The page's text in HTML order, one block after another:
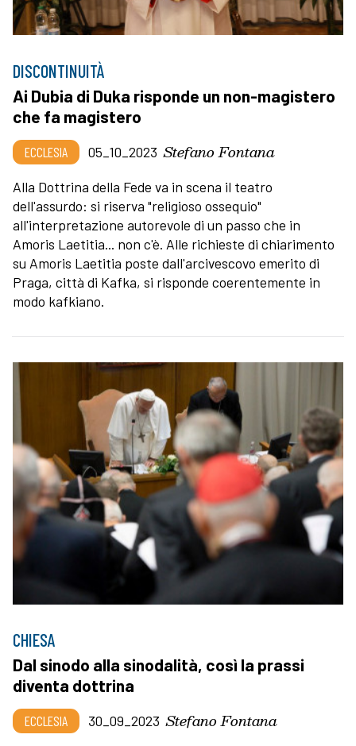
DISCONTINUITÀ
Ai Dubia di Duka risponde un non-magistero
che fa magistero
ECCLESIA 05_10_2023 Stefano Fontana
Alla Dottrina della Fede va in scena il teatro
dell'assurdo: si riserva "religioso ossequio"
all'interpretazione autorevole di un passo che in
Amoris Laetitia... non c'è. Alle richieste di chiarimento
su Amoris Laetitia poste dall'arcivescovo emerito di
Praga, città di Kafka, si risponde coerentemente in
modo kafkiano.
CHIESA
Dal sinodo alla sinodalità, così la prassi
diventa dottrina
ECCLESIA 30_09_2023 Stefano Fontana